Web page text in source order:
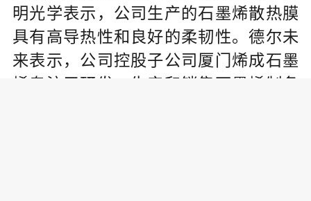
明光学表示，公司生产的石墨烯散热膜
具有高导热性和良好的柔韧性。德尔未
来表示，公司控股子公司厦门烯成石墨
烯专注于研发、生产和销售石墨烯制备